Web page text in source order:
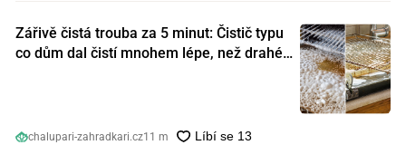
Zářivě čistá trouba za 5 minut: Čistič typu
co dům dal čistí mnohem lépe, než drahé
chalupari-zahradkari.cz11 m